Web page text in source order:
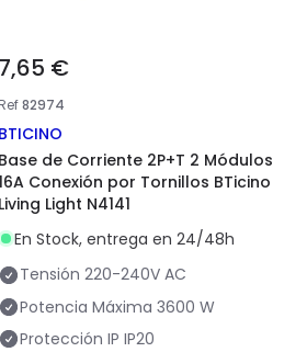
7,65 €
Ref82974
BTICINO
Base de Corriente 2P+T 2 Módulos
Conexión por Tornillos BTicino
Living Light N4141
En Stock, entrega en 24/48h
Tensión 220-240V AC
Potencia Máxima 3600 W
Protección IP IP20